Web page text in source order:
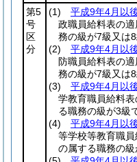
第5
号
区
分
(1) 平成9年4月以
政職員給料表の
務の級が7級又は
(2)
平成9年4月以
防職員給料表の
務の級が7級又は
(3)
平成9年4月以
学教育職員給料
る職務の級が3級
(4)
平成9年4月以
等学校等教育職
の属する職務の